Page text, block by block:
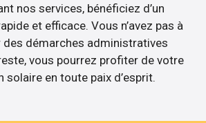
nos services, bénéficiez d’un
et efficace. Vous n’avez pas à
des démarches administratives
vous pourrez profiter de votre
solaire en toute paix d’esprit.